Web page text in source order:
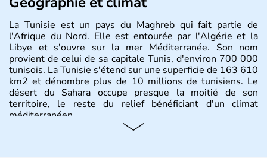
La Tunisie est un pays du Maghreb qui fait partie de
l'Afrique du Nord. Elle est entourée par l'Algérie et la
Libye et s'ouvre sur la mer Méditerranée. Son nom
provient de celui de sa capitale Tunis, d'environ 700 000
tunisois. La Tunisie s'étend sur une superficie de 163 610
km2 et dénombre plus de 10 millions de tunisiens. Le
désert du Sahara occupe presque la moitié de son
territoire, le reste du relief bénéficiant d'un climat
méditerranéen.